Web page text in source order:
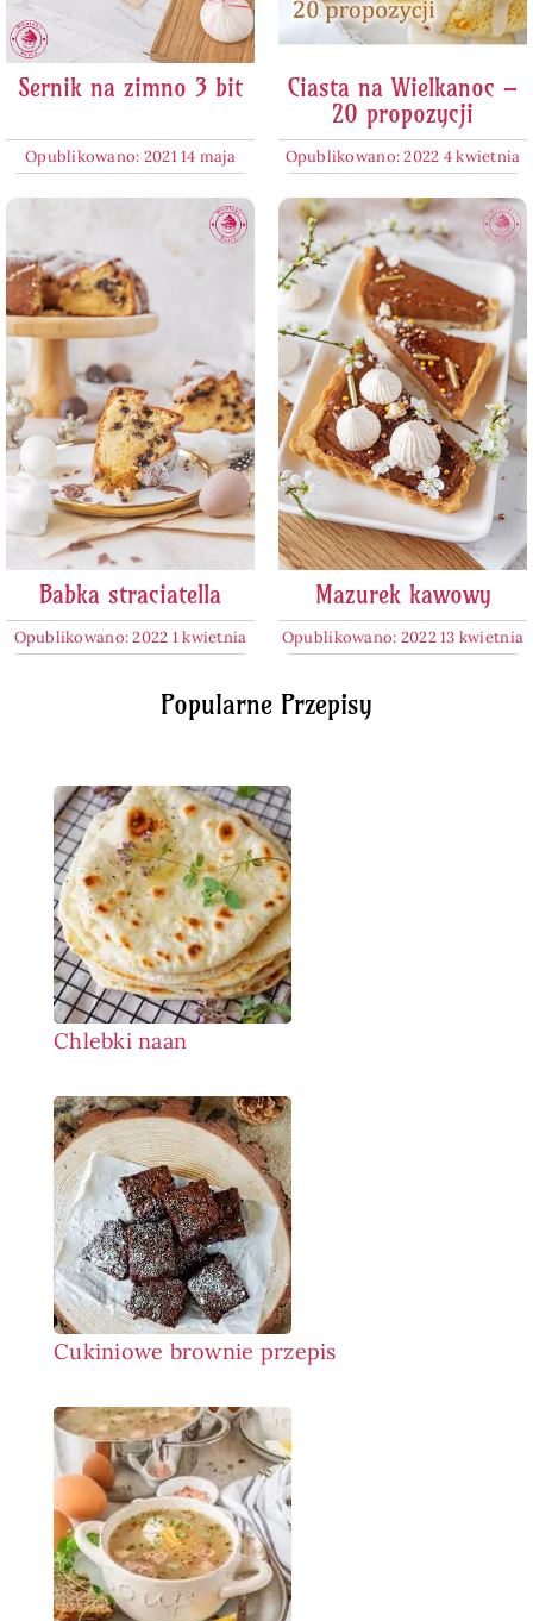
Popularne Przepisy
Chlebki naan
Cukiniowe brownie przepis
Sernik na zimno 3 bit
Opublikowano: 2021 14 maja
Ciasta na Wielkanoc –
20 propozycji
Opublikowano: 2022 4 kwietnia
Babka straciatella
Opublikowano: 2022 1 kwietnia
Mazurek kawowy
Opublikowano: 2022 13 kwietnia